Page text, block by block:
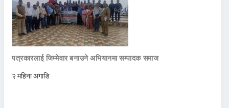
पत्रकारलाई जिम्मेवार बनाउने अभियानमा सम्पादक समाज
२ महिना अगाडि